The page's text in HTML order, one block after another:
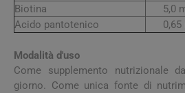
Biotina
5,0
Acido pantotenico
0,65
Modalità d'uso
Come supplemento nutrizionale
giorno. Come unica fonte di